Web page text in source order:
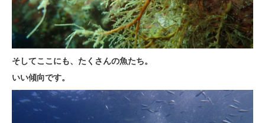
そしてここにも、たくさんの魚たち。
いい傾向です。